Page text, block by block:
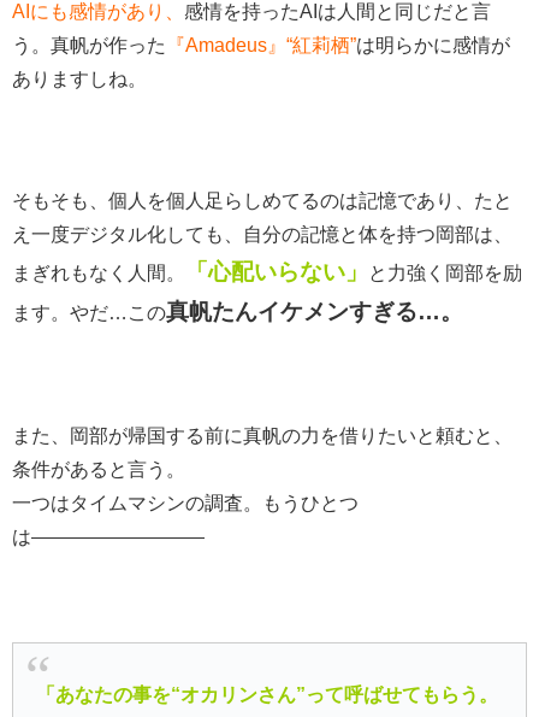
AIにも感情があり、 感情を持ったAIは人間と同じだと言
う。真帆が作った
『Amadeus』“紅莉栖”は明らかに感情が
ありますしね。
そもそも、個人を個人足らしめてるのは記憶であり、たと
え一度デジタル化しても、自分の記憶と体を持つ岡部は、
まぎれもなく人間。
「心配いらない」
と力強く岡部を励
ます。やだ…この真帆たんイケメンすぎる…。
また、岡部が帰国する前に真帆の力を借りたいと頼むと、
条件があると言う。
一つはタイムマシンの調査。もうひとつ
は
「あなたの事を“オカリンさん”って呼ばせてもらう。